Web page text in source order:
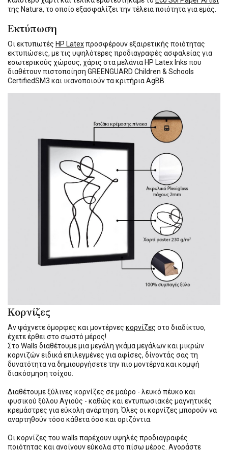
της Natura, το οποίο εξασφαλίζει την τέλεια ποιότητα για εμάς.
Εκτύπωση
Οι εκτυπωτές HP Latexπροσφέρουν εξαιρετικής ποιότητας
εκτυπώσεις, με τις υψηλότερες προδιαγραφές ασφαλείας για
εσωτερικούς χώρους, χάρις στα μελάνια HP Latex Inks που
διαθέτουν πιστοποίηση GREENGUARD Children & Schools
CertifiedSM3 και ικανοποιούν τα κριτήρια AgBB.
Κορνίζες
Αν ψάχνετε όμορφες και μοντέρνες κορνίζες στο διαδίκτυο,
έχετε έρθει στο σωστό μέρος!
Στο Walls διαθέτουμε μια μεγάλη γκάμα μεγάλων και μικρών
κορνιζών ειδικά επιλεγμένες για αφίσες, δίνοντάς σας τη
δυνατότητα να δημιουργήσετε την πιο μοντέρνα και κομψή
διακόσμηση τοίχου.
Διαθέτουμε ξύλινες κορνίζες σε μαύρο - λευκό πέυκο και
φυσικού ξύλου Αγιούς - καθώς και εντυπωσιακές μαγνητικές
κρεμάστρες για εύκολη ανάρτηση. Όλες οι κορνίζες μπορούν να
αναρτηθούν τόσο κάθετα όσο και οριζόντια.
Οι κορνίζες του walls παρέχουν υψηλές προδιαγραφές
ποιότητας και ανοίγουν εύκολα στο πίσω μέρος. Αγοράστε